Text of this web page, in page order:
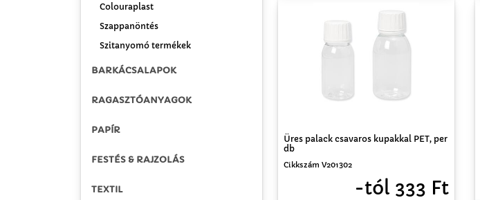
Colouraplast
Szappanöntés
Szitanyomó termékek
BARKÁCSALAPOK
RAGASZTÓANYAGOK
PAPÍR
FESTÉS & RAJZOLÁS
TEXTIL
Üres palack csavaros kupakkal PET, per
db
Cikkszám V201302
-tól 333 Ft